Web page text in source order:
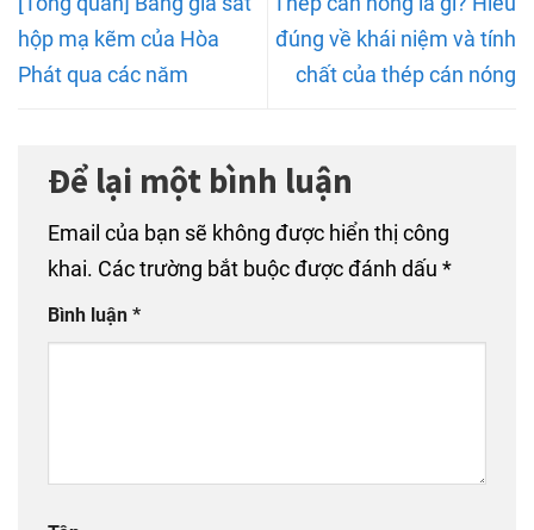
hộp mạ kẽm của Hòa
Phát qua các năm
đúng về khái niệm và tính
chất của thép cán nóng
Để lại một bình luận
Email của bạn sẽ không được hiển thị công
khai. Các trường bắt buộc được đánh dấu *
Bình luận *